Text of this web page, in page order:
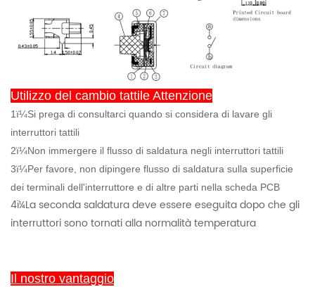
Utilizzo del cambio tattile Attenzione
1ï¼Si prega di consultarci quando si considera di lavare gli
interruttori tattili
2ï¼Non immergere il flusso di saldatura negli interruttori tattili
3ï¼Per favore, non dipingere flusso di saldatura sulla superficie
dei terminali dell'interruttore e di altre parti nella scheda PCB
4ï¼La seconda saldatura deve essere eseguita dopo che gli
interruttori sono tornati alla normalità temperatura
Il nostro vantaggio